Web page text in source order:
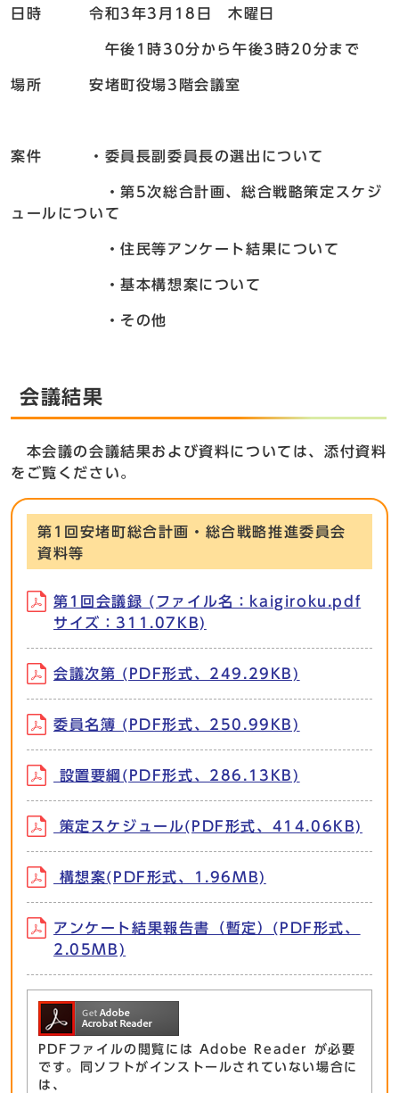
日時 令和3年3月18日 木曜日
午後1時30分から午後3時20分まで
場所 安堵町役場3階会議室
案件 ・委員長副委員長の選出について
・第5次総合計画、総合戦略策定スケジ
ュールについて
・住民等アンケート結果について
・基本構想案について
・その他
会議結果
本会議の会議結果および資料については、添付資料
をご覧ください。
第1回安堵町総合計画・総合戦略推進委員会
資料等
第1回会議録 (ファイル名：kaigiroku.pdf
サイズ：311.07KB)
会議次第 (PDF形式、249.29KB)
委員名簿 (PDF形式、250.99KB)
設置要綱(PDF形式、286.13KB)
策定スケジュール(PDF形式、414.06KB)
構想案(PDF形式、1.96MB)
アンケート結果報告書（暫定）(PDF形式、
2.05MB)
PDFファイルの閲覧には Adobe Reader が必要
です。同ソフトがインストールされていない場合に
は、